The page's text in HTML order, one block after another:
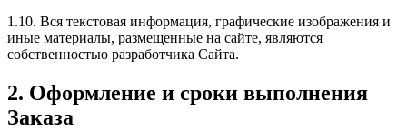
1.10. Вся текстовая информация, графические изображения и
иные материалы, размещенные на сайте, являются
собственностью разработчика Сайта.
2. Оформление и сроки выполнения
Заказа